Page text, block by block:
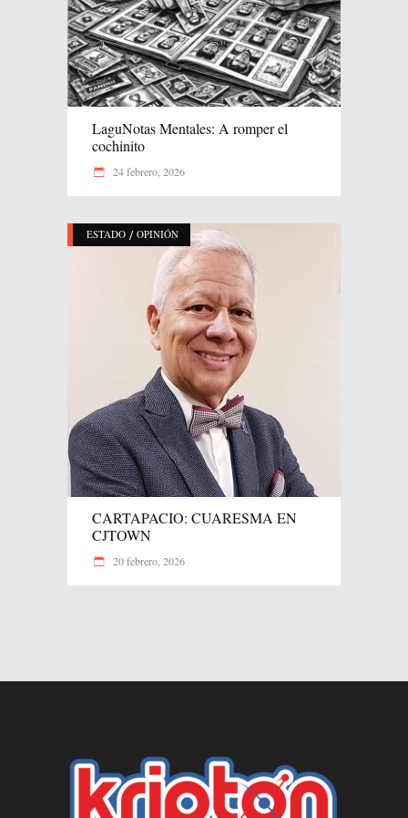
LaguNotas Mentales: A romper el
cochinito
24 febrero, 2026
ESTADO / OPINIÓN
CARTAPACIO: CUARESMA EN
CJTOWN
20 febrero, 2026